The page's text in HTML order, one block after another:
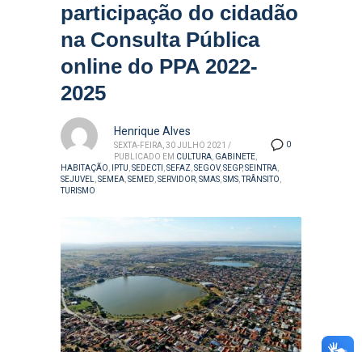
participação do cidadão
na Consulta Pública
online do PPA 2022-
2025
0
Henrique Alves
SEXTA-FEIRA, 30 JULHO 2021 /
PUBLICADO EM CULTURA, GABINETE,
HABITAÇÃO, IPTU,SEDECTI ,SEFAZ,SEGOV,SEGP,SEINTRA,
SEJUVEL,SEMEA,SEMED,SERVIDOR,SMAS,SMS, TRÂNSITO,
TURISMO